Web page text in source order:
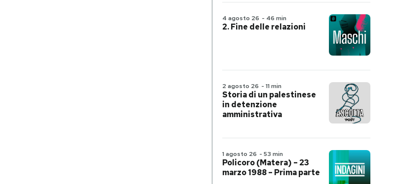
4 agosto 26 - 46 min
2. Fine delle relazioni
2 agosto 26 - 11 min
Storia di un palestinese
in detenzione
amministrativa
1 agosto 26 - 53 min
Policoro (Matera) – 23
marzo 1988 – Prima parte